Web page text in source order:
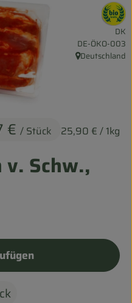
v. Schw.,
€ / Stück 25,90 € / 1kg
, Verband:
DK
, Kontrollstelle:
DE-ÖKO-003
, Herkunft:
Deutschland
zum Warenkorb